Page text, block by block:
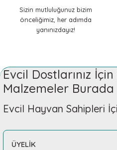
Nilay Yılmaz | 14/02/2026
Teşekkürler
Teşekkürler
Gizem Özpınar | 18/11/2025
PET MATE
Köpek Kapısı L 2 Yollu kapı 38 x 30 cm
Sizin mutluluğunuz bizim
önceliğimiz, her adımda
yanınızdayız!
Evcil Dostlarınız
Malzemeler Burada
Evcil Hayvan Sahipleri
ÜYELİK